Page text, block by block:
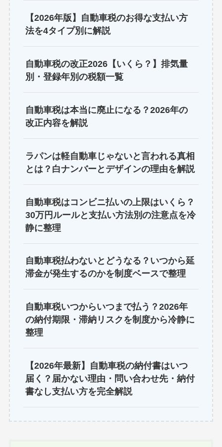
【2026年版】自動車税のお得な支払い方
法を4タイプ別に解説
自動車税の改正2026【いくら？】排気量
別・登録年別の税額一覧
自動車税は本当に廃止になる？2026年の
改正内容を解説
ラパンは軽自動車じゃないと言われる真相
とは？白ナンバーとデザインの理由を解説
自動車税はコンビニ払いの上限はいくら？
30万円ルールと支払い方法別の注意点を冷
静に整理
自動車税払わないとどうなる？いつから延
滞金が発生するのかを制度ベースで整理
自動車税いつからいつまで払う？2026年
の納付期限・滞納リスクを制度から冷静に
整理
【2026年最新】自動車税の納付書はいつ
届く？届かない理由・問い合わせ先・納付
書なし支払い方を完全解説